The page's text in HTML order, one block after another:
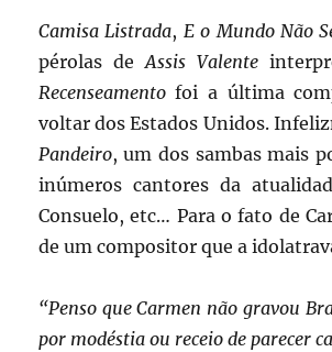
Camisa Listrada, E o Mundo Não
pérolas deAssis Valente
Recenseamentofoi a última
voltar dos Estados Unidos.
Pandeiro, um dos sambas mais
inúmeros cantores da
Consuelo, etc… Para o fato de
de um compositor que a
“Penso que Carmen não gravou
por modéstia ou receio de parecer